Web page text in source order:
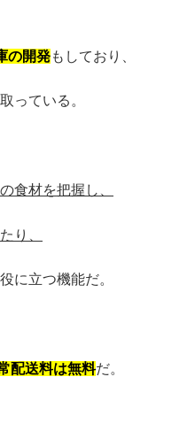
の開発もしており、
っている。
食材を把握し、
り、
に立つ機能だ。
配送料は無料だ。